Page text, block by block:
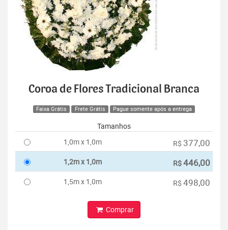
Coroa de Flores Tradicional Branca
Faixa Grátis Frete Grátis Pague somente após a entrega
Tamanhos
1,0m x 1,0m
R$ 377,00
1,2m x 1,0m R$446,00
1,5m x 1,0m R$ 498,00
Comprar